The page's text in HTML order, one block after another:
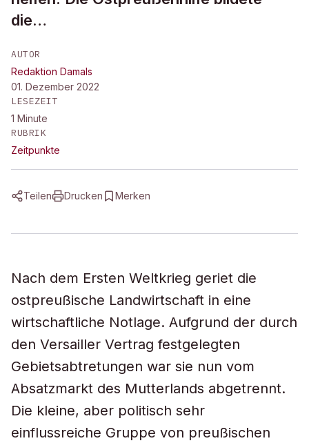
die…
AUTOR
Redaktion Damals
01. Dezember 2022
LESEZEIT
1 Minute
RUBRIK
Zeitpunkte
Teilen Drucken Merken
Nach dem Ersten Weltkrieg geriet die
ostpreußische Landwirtschaft in eine
wirtschaftliche Notlage. Aufgrund der durch
den Versailler Vertrag festgelegten
Gebietsabtretungen war sie nun vom
Absatzmarkt des Mutterlands abgetrennt.
Die kleine, aber politisch sehr
einflussreiche Gruppe von preußischen